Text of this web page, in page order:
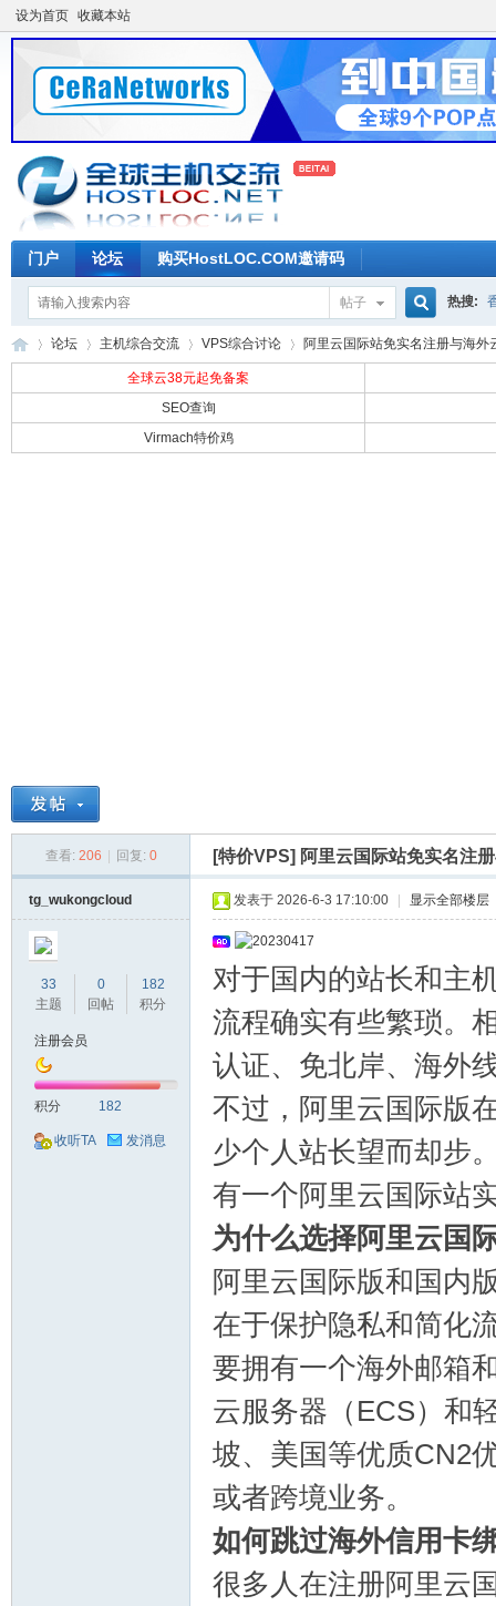
设为首页 收藏本站
门户 论坛 购买HostLOC.COM邀请码
帖子
搜
热搜:
主
论坛 主机综合交流
›
VPS综合讨论 阿里云国际站免实名注册与海外
全球云38元起免备案
SEO查询
Virmach特价鸡
查看: 206 回复: 0 [特价VPS] 阿里云国际站免实名注
tg_wukongcloud
33
主题
0
回帖
182
积分
注册会员
积分 182
收听TA 发消息
发表于 2026-6-3 17:10:00 显示全部楼层
对于国内的站长和主
流程确实有些繁琐。
认证、免北岸、海外
不过，阿里云国际版
少个人站长望而却步
有一个阿里云国际站
为什么选择阿里云国
阿里云国际版和国内
在于保护隐私和简化
要拥有一个海外邮箱
云服务器（ECS）和
坡、美国等优质CN2
或者跨境业务。
如何跳过海外信用卡
很多人在注册阿里云